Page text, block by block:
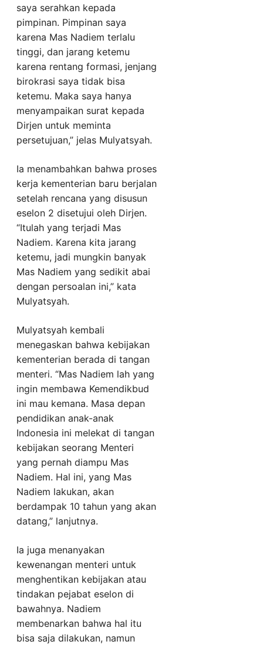
saya serahkan kepada
pimpinan. Pimpinan saya
karena Mas Nadiem terlalu
tinggi, dan jarang ketemu
karena rentang formasi, jenjang
birokrasi saya tidak bisa
ketemu. Maka saya hanya
menyampaikan surat kepada
Dirjen untuk meminta
persetujuan,” jelas Mulyatsyah.
Ia menambahkan bahwa proses
kerja kementerian baru berjalan
setelah rencana yang disusun
eselon 2 disetujui oleh Dirjen.
“Itulah yang terjadi Mas
Nadiem. Karena kita jarang
ketemu, jadi mungkin banyak
Mas Nadiem yang sedikit abai
dengan persoalan ini,” kata
Mulyatsyah.
Mulyatsyah kembali
menegaskan bahwa kebijakan
kementerian berada di tangan
menteri. “Mas Nadiem lah yang
ingin membawa Kemendikbud
ini mau kemana. Masa depan
pendidikan anak-anak
Indonesia ini melekat di tangan
kebijakan seorang Menteri
yang pernah diampu Mas
Nadiem. Hal ini, yang Mas
Nadiem lakukan, akan
berdampak 10 tahun yang akan
datang,” lanjutnya.
Ia juga menanyakan
kewenangan menteri untuk
menghentikan kebijakan atau
tindakan pejabat eselon di
bawahnya. Nadiem
membenarkan bahwa hal itu
bisa saja dilakukan, namun